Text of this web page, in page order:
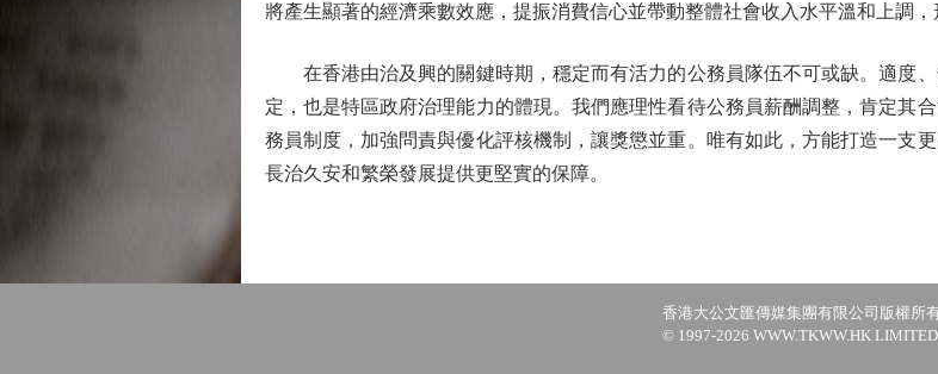
將產生顯著的經濟乘數效應，提振消費信心並帶動整體社會收入水平溫和上調，
在香港由治及興的關鍵時期，穩定而有活力的公務員隊伍不可或缺。適度
定，也是特區政府治理能力的體現。我們應理性看待公務員薪酬調整，肯定其
務員制度，加強問責與優化評核機制，讓獎懲並重。唯有如此，方能打造一支
長治久安和繁榮發展提供更堅實的保障。
香港大公文匯傳媒集團有限公司版權所
© 1997-2026 WWW.TKWW.HK